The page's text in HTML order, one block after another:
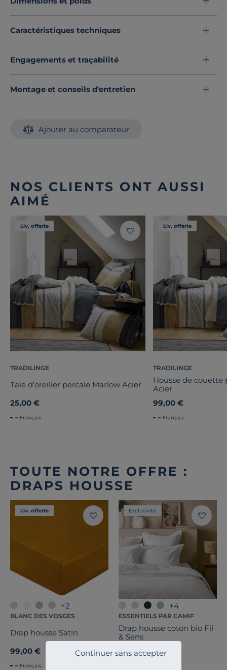
Continuer sans accepter
Caractéristiques techniques
Engagements et traçabilité
Montage et conseils d'entretien
Ajouter au comparateur
NOS CLIENTS ONT AUSSI
AIMÉ
Liv. offerte
TRADILINGE
Taie d'oreiller percale Marlow Acier
25,00 €
Français
Liv. offerte
TRADILINGE
Housse de couette
Acier
99,00 €
Français
TOUTE NOTRE OFFRE :
DRAPS HOUSSE
Liv. offerte
+2
BLANC DES VOSGES
Drap housse Satin
99,00 €
Français
Exclusivité
+4
ESSENTIELS PAR CAMIF
Drap housse coton bio Fil
& Sens
45,00 €